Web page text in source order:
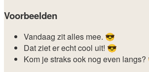
Voorbeelden
Vandaag zit alles mee. 😎
Dat ziet er echt cool uit! 😎
Kom je straks ook nog even